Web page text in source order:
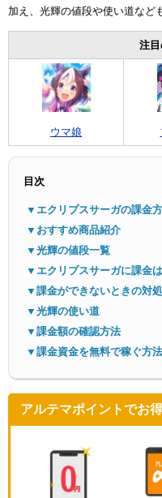
加え、光輝の値段や使い道など
注
ウマ娘
目次
▼エクリプスサーガの課金
▼おすすめ商品紹介
▼光輝の値段一覧
▼エクリプスサーガに課金
▼課金ができないときの対
▼光輝の使い道
▼課金額の確認方法
▼課金資金を無料で稼ぐ方法
アルテマポイントでお